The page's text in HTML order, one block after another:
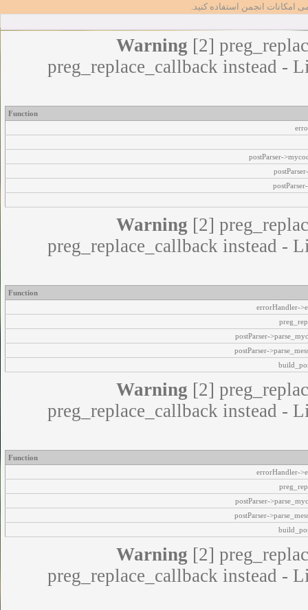
امکانات انجمن استفاده کنید.
Warning [2]
preg_replace_callback instead -
Function
postParser-
Warning [2]
preg_replace_callback instead -
Function
errorHandler-
postParser-
postParser-
Warning [2]
preg_replace_callback instead -
Function
errorHandler-
postParser-
postParser-
Warning [2]
preg_replace_callback instead -